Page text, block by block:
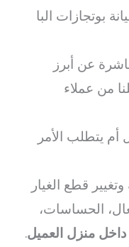
بوتجازات البا
عن أبرز
من عملاء
أم يتطلب الأمر
قطع الغيار
الحساسات،
.